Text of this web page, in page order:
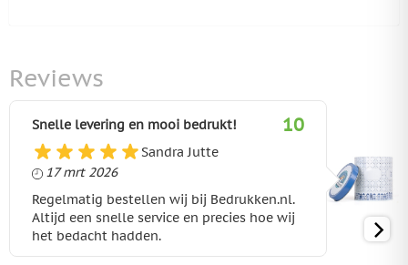
Reviews
Snelle levering en mooi bedrukt!
Sandra Jutte
17 maart 2026
17 mrt 2026
Regelmatig bestellen wij bij Bedrukken.nl.
Altijd een snelle service en precies hoe wij
het bedacht hadden.
10